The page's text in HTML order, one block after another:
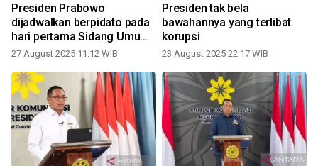
Presiden Prabowo
dijadwalkan berpidato pada
hari pertama Sidang Umum
PBB
27 August 2025 11:12 WIB
Presiden tak bela
bawahannya yang terlibat
korupsi
23 August 2025 22:17 WIB